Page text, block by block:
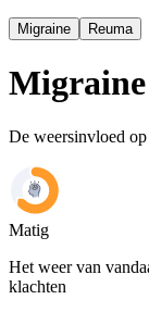
Migraine Reuma
Migraine
De weersinvloed
Matig
Het weer van
klachten